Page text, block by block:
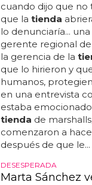
cuando dijo que
que la tienda
lo denunciaría...
gerente regional
la gerencia de la
que lo hirieron y
humanos,
en una entrevista
estaba
tienda de
comenzaron a
después de que le...
DESESPERADA
Marta Sánchez